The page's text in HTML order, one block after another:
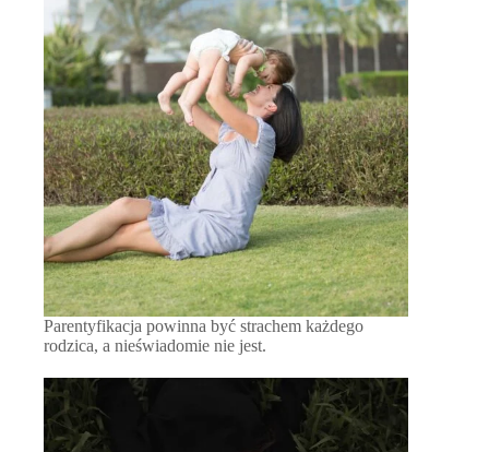
Parentyfikacja powinna być strachem każdego
rodzica, a nieświadomie nie jest.